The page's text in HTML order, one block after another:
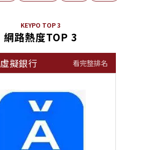
KEYPO TOP 3
網路熱度TOP 3
虛擬銀行 看完整排名